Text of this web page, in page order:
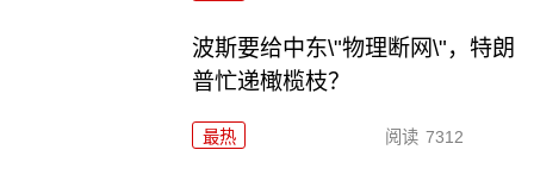
波斯要给中东\"物理断网\"，特朗
普忙递橄榄枝？
最热 阅读 7312